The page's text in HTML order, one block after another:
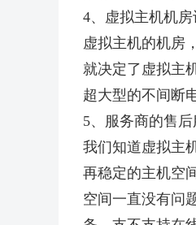
4、虚拟主机机
虚拟主机的机房
就决定了虚拟主
超大型的不间断
5、服务商的售后
我们知道虚拟主
再稳定的主机空
空间一直没有问